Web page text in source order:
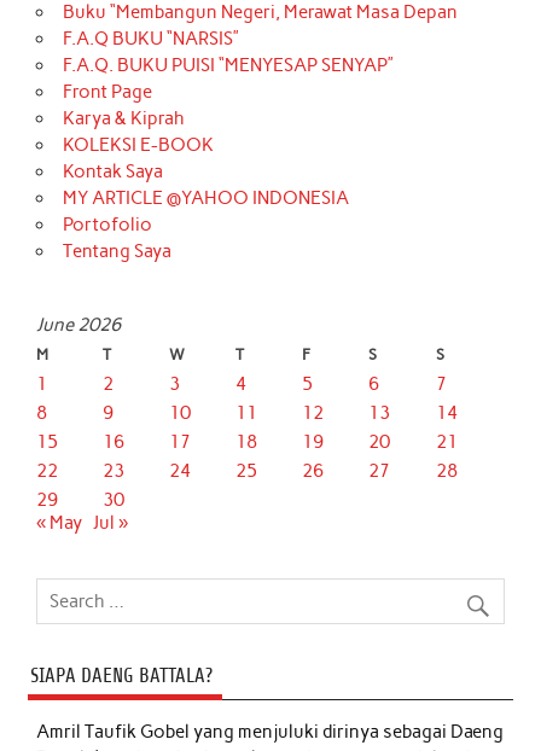
Buku “Membangun Negeri, Merawat Masa Depan
F.A.Q BUKU “NARSIS”
F.A.Q. BUKU PUISI “MENYESAP SENYAP”
Front Page
Karya & Kiprah
KOLEKSI E-BOOK
Kontak Saya
MY ARTICLE @YAHOO INDONESIA
Portofolio
Tentang Saya
June 2026
M T W T F S S
1 2 3 4 5 6
7
8
9 10 11 12 13
14
15
16 17 18 19 20
21
22
23 24 25 26 27
28
29
30
« May Jul »
SIAPA DAENG BATTALA?
Amril Taufik Gobelyang menjuluki dirinya sebagai Daeng